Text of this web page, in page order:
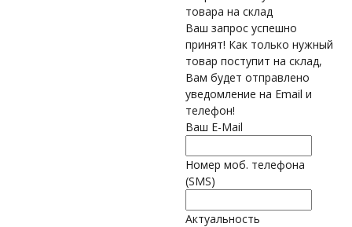
товара на склад
Ваш запрос успешно
принят! Как только нужный
товар поступит на склад,
Вам будет отправлено
уведомление на Email и
телефон!
Ваш E-Mail
Номер моб. телефона
(SMS)
Актуальность